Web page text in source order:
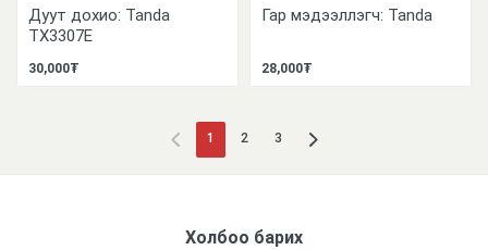
Дуут дохио: Tanda
TX3307E
30,000₮
Гар мэдээллэгч: Tanda
28,000₮
1 2 3
Холбоо барих